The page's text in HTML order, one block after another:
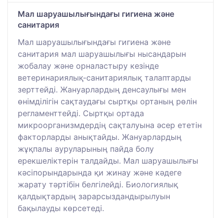
Мал шаруашылығындағы гигиена және
санитария
Мал шаруашылығындағы гигиена және
санитария мал шаруашылығы нысандарын
жобалау және орналастыру кезінде
ветеринариялық-санитариялық талаптарды
зерттейді. Жануарлардың денсаулығы мен
өнімділігін сақтаудағы сыртқы ортаның рөлін
регламенттейді. Сыртқы ортада
микроорганизмдердің сақталуына әсер ететін
факторларды анықтайды. Жануарлардың
жұқпалы ауруларының пайда болу
ерекшеліктерін талдайды. Мал шаруашылығы
кәсіпорындарында қи жинау және кәдеге
жарату тәртібін белгілейді. Биологиялық
қалдықтардың зарарсыздандырылуын
бақылауды көрсетеді.